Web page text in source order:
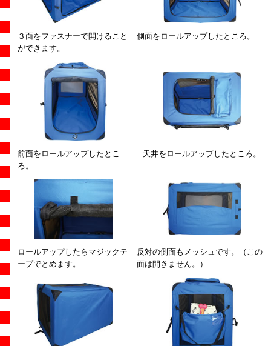
３面をファスナーで開けること
ができます。
側面をロールアップしたところ。
前面をロールアップしたとこ
ろ。
天井をロールアップしたところ。
ロールアップしたらマジックテ
ープでとめます。
反対の側面もメッシュです。（この
面は開きません。）